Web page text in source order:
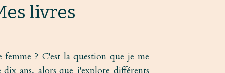
livres
femme ? C'est la question que je me